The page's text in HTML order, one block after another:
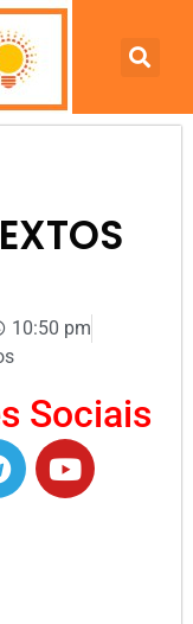
10:50 pm
Sociais